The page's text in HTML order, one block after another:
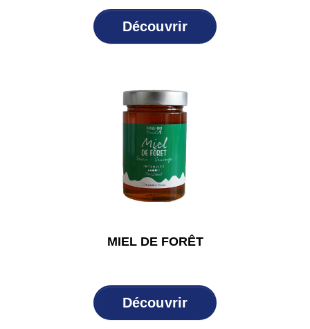
Découvrir
MIEL DE FORÊT
Découvrir